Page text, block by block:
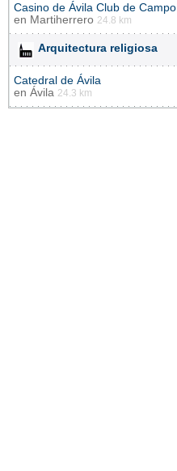
Casino de Ávila Club de Campo
en Martiherrero 24.8 km
Arquitectura religiosa
Catedral de Ávila
en Ávila 24.3 km